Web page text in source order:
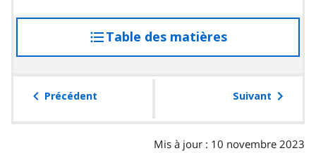
Table des matières
à
table
Précédent Suivant
Mis à jour : 10 novembre 2023